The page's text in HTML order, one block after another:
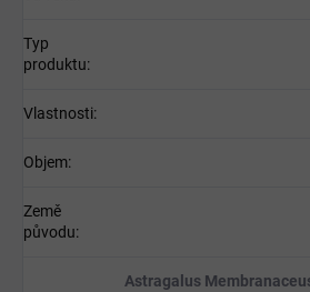
Typ
produktu:
Vlastnosti:
Objem:
Země
původu:
Astragalus